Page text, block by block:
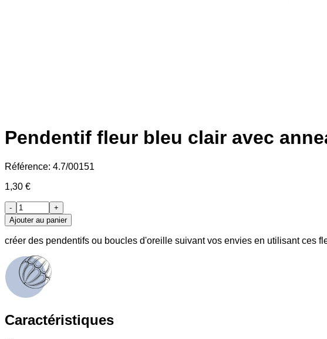
Pendentif fleur bleu clair avec
Référence: 4.7/00151
1,30 €
-
+
Ajouter au panier
créer des pendentifs ou boucles d'oreille suivant vos envies en utilisant ces
Caractéristiques